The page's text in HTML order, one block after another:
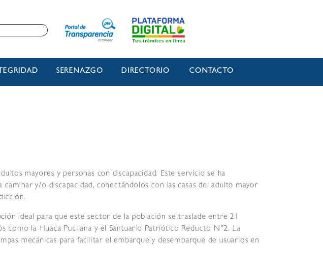
SERENAZGO DIRECTORIO CONTACTO
mayores y personas con discapacidad. Este servicio se ha
y/o discapacidad, conectándolos con las casas del adulto mayor
ideal para que este sector de la población se traslade entre 21
como la Huaca Pucllana y el Santuario Patriótico Reducto N°2. La
mecánicas para facilitar el embarque y desembarque de usuarios en